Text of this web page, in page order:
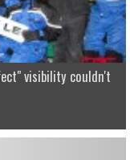
visibility couldn't